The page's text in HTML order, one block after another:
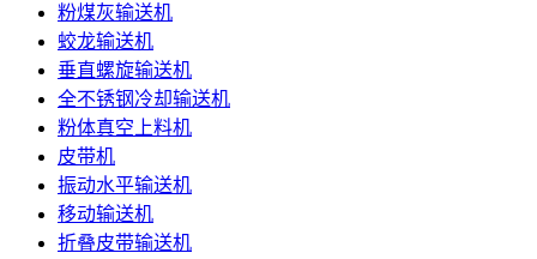
粉煤灰输送机
蛟龙输送机
垂直螺旋输送机
全不锈钢冷却输送机
粉体真空上料机
皮带机
振动水平输送机
移动输送机
折叠皮带输送机